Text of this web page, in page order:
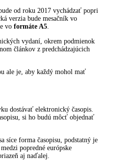
od roku 2017 vychádzať popri
verzia bude mesačník vo
vo formáte A5.
vydaní, okrem podmienok
článkov z predchádzajúcich
ale je, aby každý mohol mať
dostávať elektronický časopis.
si ho budú môcť objednať
síce forma časopisu, podstatný je
popredné európske
aj naďalej.